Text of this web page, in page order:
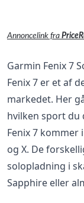
Annoncelink fra
Garmin Fenix 7
Fenix 7 er et af
markedet. Her
hvilken sport du
Fenix 7 kommer
og X. De
solopladning i
Sapphire eller